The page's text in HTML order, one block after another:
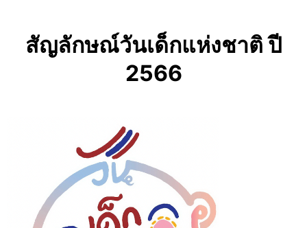
สัญลักษณ์วันเด็กแห่งชาติ ปี
2566